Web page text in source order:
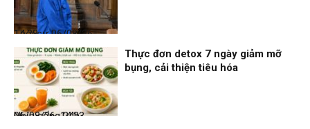
Thời sự
06/08/26, 14:28
Nhịp sống 24h
06/08/26, 14:23
Thực đơn detox 7 ngày giảm mỡ
bụng, cải thiện tiêu hóa